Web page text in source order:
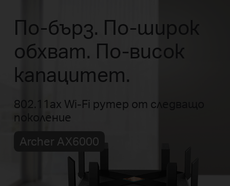
По-бърз. По-широк
обхват. По-висок
капацитет.
802.11ax Wi-Fi рутер от следващо
поколение
Archer AX6000